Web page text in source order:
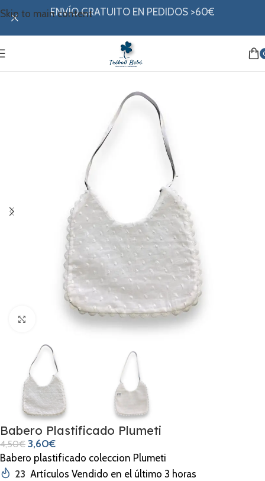
Skip to main contentENVÍO GRATUITO EN PEDIDOS >60€
Clic para ampliar
Babero Plastificado Plumeti
4,50€ 3,60€
Babero plastificado coleccion Plumeti
23 Artículos Vendido en el último 3 horas